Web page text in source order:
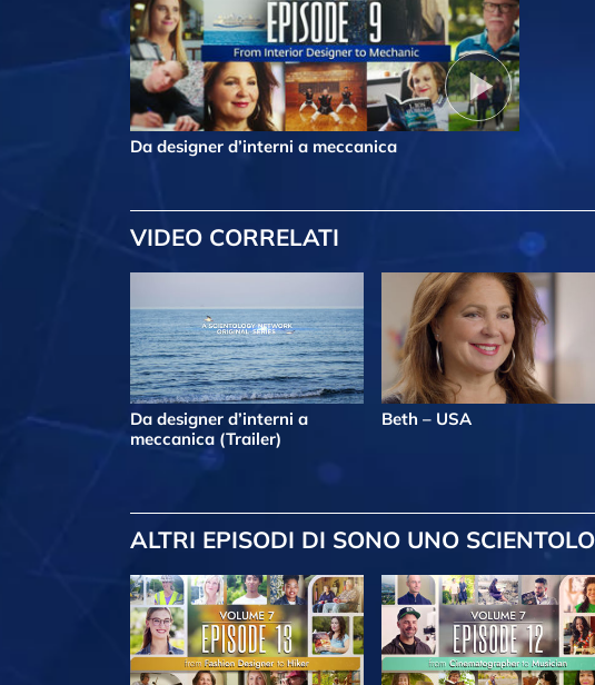
Da designer d’interni a meccanica
VIDEO CORRELATI
Da designer d’interni a
meccanica (Trailer)
Beth – USA
ALTRI EPISODI DI SONO UNO